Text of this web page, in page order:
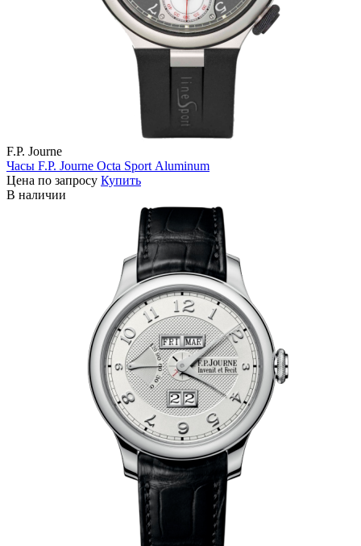
F.P. Journe
Часы F.P. Journe Octa Sport Aluminum
Цена по запросу Купить
В наличии